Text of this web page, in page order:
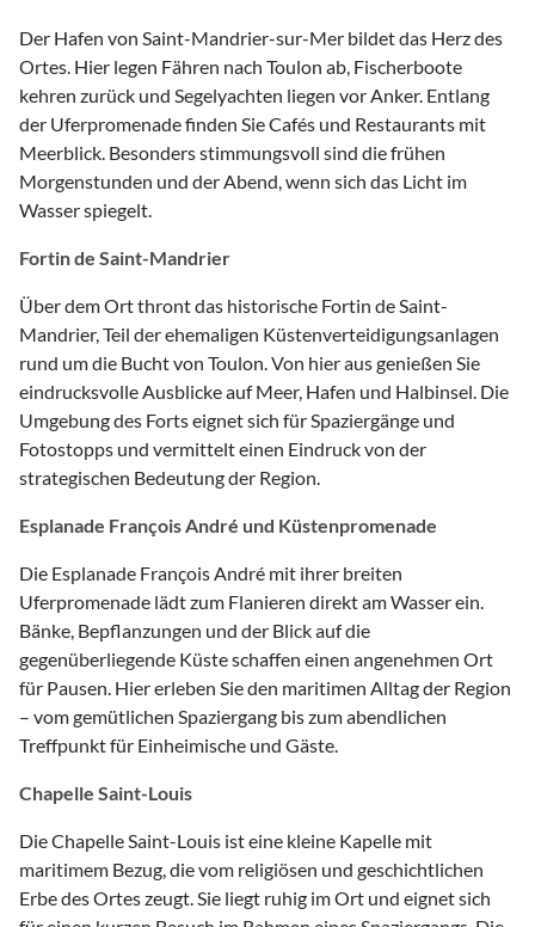
Der Hafen von Saint-Mandrier-sur-Mer bildet das Herz des
Ortes. Hier legen Fähren nach Toulon ab, Fischerboote
kehren zurück und Segelyachten liegen vor Anker. Entlang
der Uferpromenade finden Sie Cafés und Restaurants mit
Meerblick. Besonders stimmungsvoll sind die frühen
Morgenstunden und der Abend, wenn sich das Licht im
Wasser spiegelt.
Fortin de Saint-Mandrier
Über dem Ort thront das historische Fortin de Saint-
Mandrier, Teil der ehemaligen Küstenverteidigungsanlagen
rund um die Bucht von Toulon. Von hier aus genießen Sie
eindrucksvolle Ausblicke auf Meer, Hafen und Halbinsel. Die
Umgebung des Forts eignet sich für Spaziergänge und
Fotostopps und vermittelt einen Eindruck von der
strategischen Bedeutung der Region.
Esplanade François André und Küstenpromenade
Die Esplanade François André mit ihrer breiten
Uferpromenade lädt zum Flanieren direkt am Wasser ein.
Bänke, Bepflanzungen und der Blick auf die
gegenüberliegende Küste schaffen einen angenehmen Ort
für Pausen. Hier erleben Sie den maritimen Alltag der Region
– vom gemütlichen Spaziergang bis zum abendlichen
Treffpunkt für Einheimische und Gäste.
Chapelle Saint-Louis
Die Chapelle Saint-Louis ist eine kleine Kapelle mit
maritimem Bezug, die vom religiösen und geschichtlichen
Erbe des Ortes zeugt. Sie liegt ruhig im Ort und eignet sich